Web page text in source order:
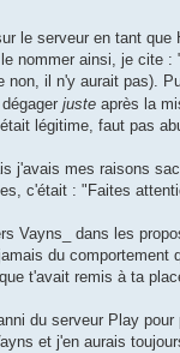
le serveur en tant que
nommer ainsi, je cite
non, il n'y aurait pas).
juste après la
légitime, faut pas
j'avais mes raisons
c'était : "Faites
Vayns_ dans les
du
t'avait remis à ta
du serveur Play
et j'en aurais